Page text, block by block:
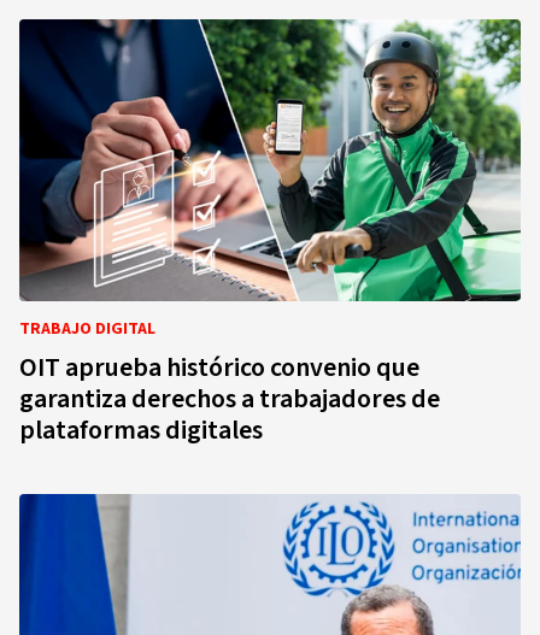
TRABAJO DIGITAL
OIT aprueba histórico convenio que
garantiza derechos a trabajadores de
plataformas digitales